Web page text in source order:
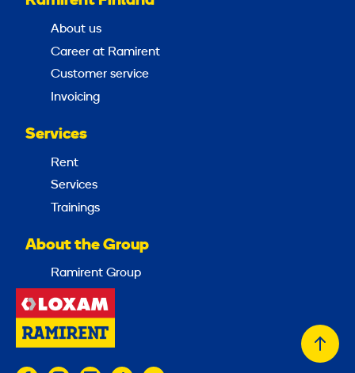
About us
Career at Ramirent
Customer service
Invoicing
Services
Rent
Services
Trainings
About the Group
Ramirent Group
Back